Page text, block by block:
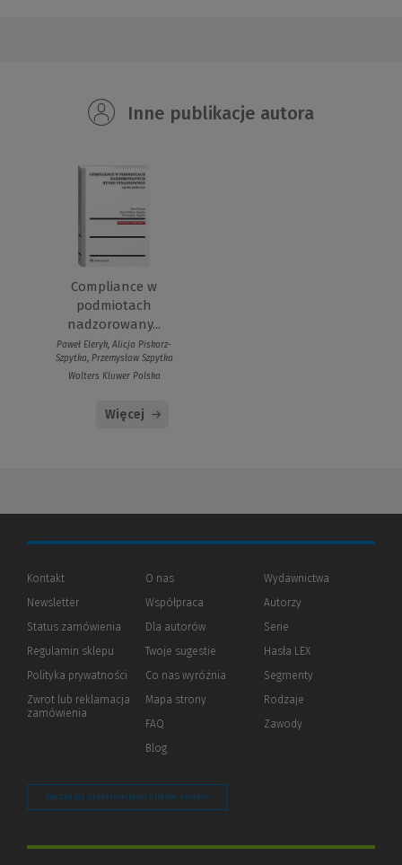
Inne publikacje autora
Compliance w
podmiotach
nadzorowany...
Paweł Eleryk, Alicja Piskorz-
Szpytka, Przemysław Szpytka
Wolters Kluwer Polska
Więcej
Kontakt
Newsletter
Status zamówienia
Regulamin sklepu
Polityka prywatności (Nowe
(Link
innej
Zwrot lub reklamacja
zamówienia
O nas
Współpraca
Dla autorów(Nowe
(Link
innej
strony)
Twoje sugestie
Co nas wyróżnia
Mapa strony
FAQ
Blog
Wydawnictwa
Autorzy
Serie
Hasła LEX
Segmenty
Rodzaje
Zawody
Zarządzaj preferencjami plików cookie